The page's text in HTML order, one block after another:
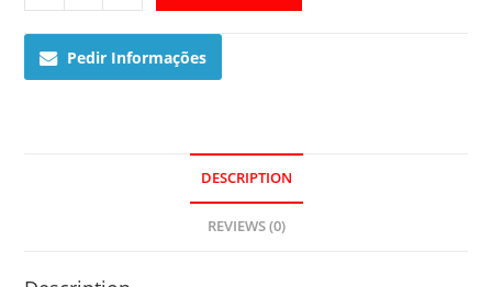
116L-
1AVEF
quantityPedir Informações
DESCRIPTION
REVIEWS (0)